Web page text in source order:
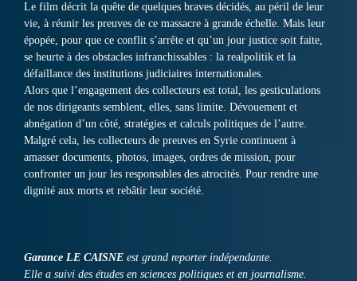
Le film décrit la quête de quelques braves décidés, au péril de leur
vie, à réunir les preuves de ce massacre à grande échelle. Mais leur
épopée, pour que ce conflit s’arrête et qu’un jour justice soit faite,
se heurte à des obstacles infranchissables : la realpolitik et la
défaillance des institutions judiciaires internationales.
Alors que l’engagement des collecteurs est total, les gesticulations
de nos dirigeants semblent, elles, sans limite. Dévouement et
abnégation d’un côté, stratégies et calculs politiques de l’autre.
Malgré cela, les collecteurs de preuves en Syrie continuent à
amasser documents, photos, images, ordres de mission, pour
confronter un jour les responsables des atrocités. Pour rendre une
dignité aux morts et rebâtir leur société.
Garance LE CAISNE est grand reporter indépendante.
Elle a suivi des études en sciences politiques et en journalisme.